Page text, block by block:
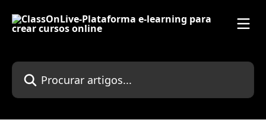
Procurar artigos...